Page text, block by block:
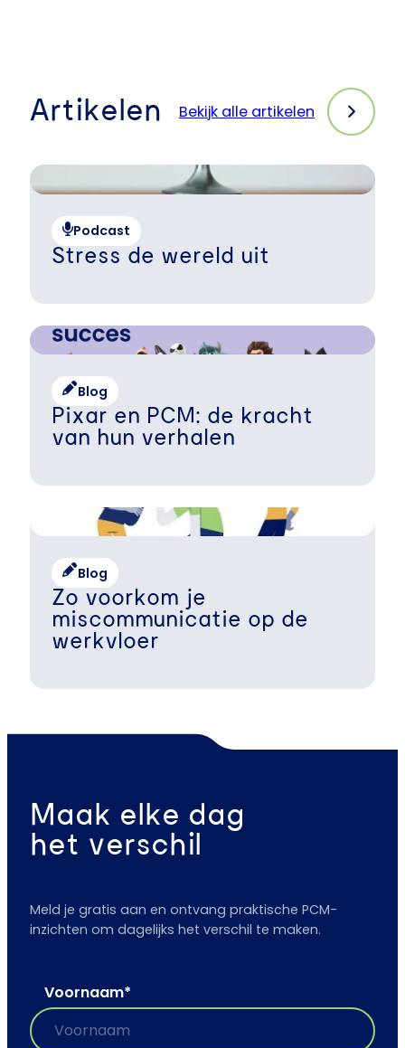
Artikelen Bekijk alle artikelen
Podcast
Stress de wereld uit
Blog
Pixar en PCM: de kracht
van hun verhalen
Blog
Zo voorkom je
miscommunicatie op de
werkvloer
Maak elke dag
het verschil
Meld je gratis aan en ontvang praktische PCM-
inzichten om dagelijks het verschil te maken.
Voornaam*